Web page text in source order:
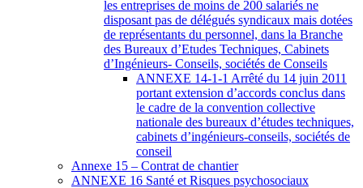
les entreprises de moins de 200 salariés ne
disposant pas de délégués syndicaux mais dotées
de représentants du personnel, dans la Branche
des Bureaux d’Etudes Techniques, Cabinets
d’Ingénieurs- Conseils, sociétés de Conseils
ANNEXE 14-1-1 Arrêté du 14 juin 2011
portant extension d’accords conclus dans
le cadre de la convention collective
nationale des bureaux d’études techniques,
cabinets d’ingénieurs-conseils, sociétés de
conseil
Annexe 15 – Contrat de chantier
ANNEXE 16 Santé et Risques psychosociaux